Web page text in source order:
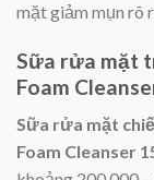
mặt giảm mụn rõ
Sữa rửa mặt
Foam
Sữa rửa mặt
Foam Cleanser